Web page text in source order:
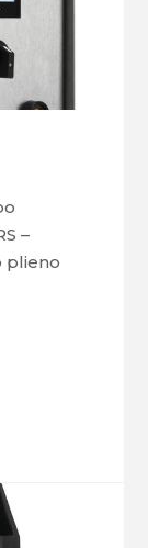
–
plieno